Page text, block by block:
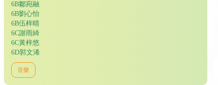
6B鄒宛融
6B劉心怡
6B伍梓晴
6C謝雨綺
6C黃梓悠
6D郭文浠
音樂